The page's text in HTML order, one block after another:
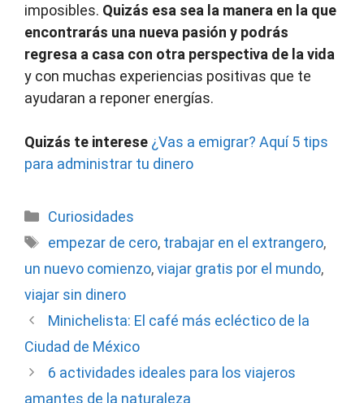
imposibles. Quizás esa sea la manera en la que
encontrarás una nueva pasión y podrás
regresa a casa con otra perspectiva de la vida
y con muchas experiencias positivas que te
ayudaran a reponer energías.
Quizás te interese ¿Vas a emigrar? Aquí 5 tips
para administrar tu dinero
Categorías
Curiosidades
Etiquetas
empezar de cero, trabajar en el extrangero,
un nuevo comienzo,viajar gratis por el mundo,
viajar sin dinero
Minichelista: El café más ecléctico de la
Ciudad de México
6 actividades ideales para los viajeros
amantes de la naturaleza